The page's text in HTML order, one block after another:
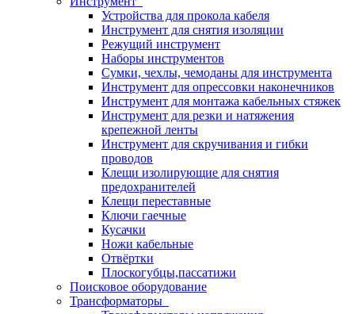
Устройства для прокола кабеля
Инструмент для снятия изоляции
Режущий инструмент
Наборы инструментов
Сумки, чехлы, чемоданы для инструмента
Инструмент для опрессовки наконечников
Инструмент для монтажа кабельных стяжек
Инструмент для резки и натяжения
крепежной ленты
Инструмент для скручивания и гибки
проводов
Клещи изолирующие для снятия
предохранителей
Клещи переставные
Ключи гаечные
Кусачки
Ножи кабельные
Отвёртки
Плоскогубцы,пассатижи
Поисковое оборудование
Трансформаторы